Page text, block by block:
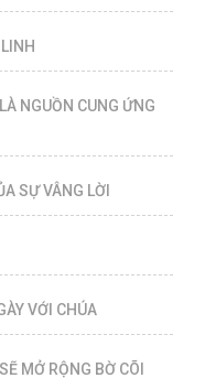
NGUỒN CUNG ỨNG
SỰ VÂNG LỜI
VỚI CHÚA
MỞ RỘNG BỜ CÕI